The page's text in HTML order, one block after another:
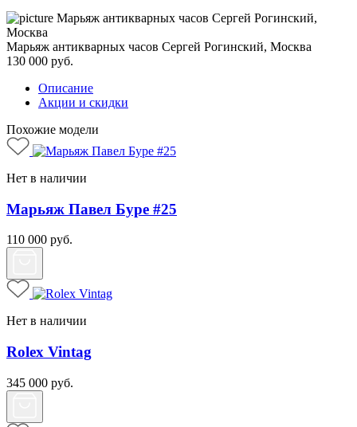
Марьяж антикварных часов Сергей Рогинский, Москва
130 000 руб.
Описание
Акции и скидки
Похожие модели
Нет в наличии
Марьяж Павел Буре #25
110 000 руб.
Нет в наличии
Rolex Vintag
345 000 руб.